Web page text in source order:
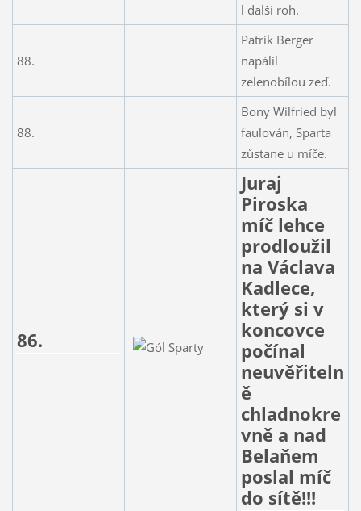
l další roh.
88.
Patrik Berger
napálil
zelenobílou zeď.
88.
Bony Wilfried byl
faulován, Sparta
zůstane u míče.
86.
Juraj
Piroska
míč lehce
prodloužil
na Václava
Kadlece,
který si v
koncovce
počínal
neuvěřiteln
ě
chladnokre
vně a nad
Belaňem
poslal míč
do sítě!!!